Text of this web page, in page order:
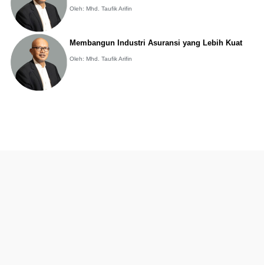
Oleh: Mhd. Taufik Arifin
Membangun Industri Asuransi yang Lebih Kuat
Oleh: Mhd. Taufik Arifin